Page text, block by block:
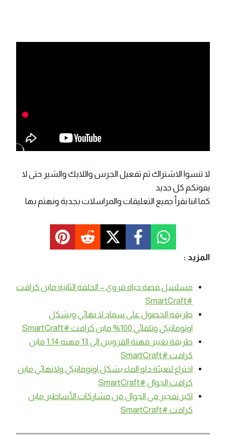
لا تنسوا الاشتراك ثم تفعيل الجرس واللايك والشير حتى لا
يفوتكم كل جديد
كما اننا نقرأ جميع التعليقات والمراسلات بجدية ونهتم بها
المزيد :
مسلسل قصة حياة قروي – الحلقة الثانية ماين كرافت
#SmartCraft
طريقة الحصول على سماد لا نهائي وبشكل
اوتوماتيكي وتلقائي 100% ماين كرافت #SmartCraft
طريقة تغيير مهنة القرويين الى 13 مهنه 1.14 ماين
كرافت #SmartCraft
اختراع لتعبئة دلو الماء بشكل اوتوماتيكي ولانهائي ماين
كرافت الجوال #SmartCraft
اكبر تفجير في الجوال من مشاركات الأساطير ماين
كرافت #SmartCraft